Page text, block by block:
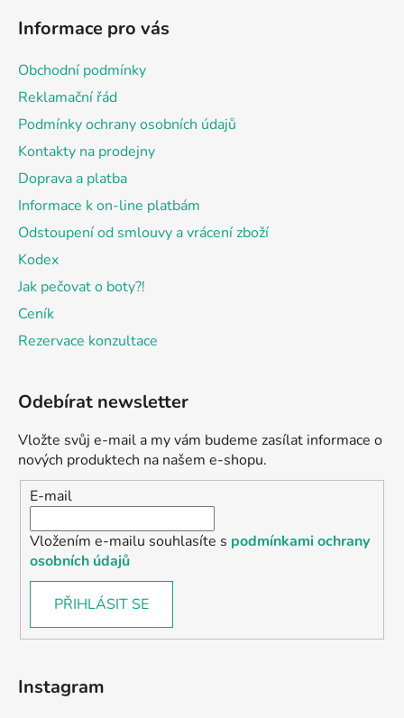
Informace pro vás
Obchodní podmínky
Reklamační řád
Podmínky ochrany osobních údajů
Kontakty na prodejny
Doprava a platba
Informace k on-line platbám
Odstoupení od smlouvy a vrácení zboží
Kodex
Jak pečovat o boty?!
Ceník
Rezervace konzultace
Odebírat newsletter
Vložte svůj e-mail a my vám budeme zasílat informace o
nových produktech na našem e-shopu.
E-mail
Vložením e-mailu souhlasíte s podmínkami ochrany
osobních údajů
PŘIHLÁSIT SE
Instagram